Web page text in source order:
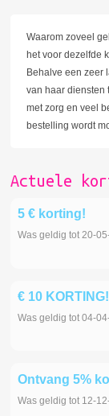
Waarom zoveel
het voor dezelfde
Behalve een zeer
van haar diensten
met zorg en veel
bestelling wordt
Actuele
5 € korting!
Was geldig tot 20-
€ 10 KORTING!
Was geldig tot 04-
Ontvang 5%
Was geldig tot 12-